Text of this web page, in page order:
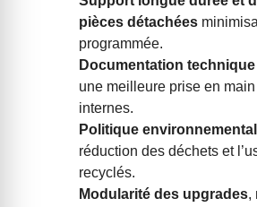
pièces détachées
programmée.
Documentation
une meilleure prise en
internes.
Politique
réduction des déchets et
recyclés.
Modularité des upgrades,